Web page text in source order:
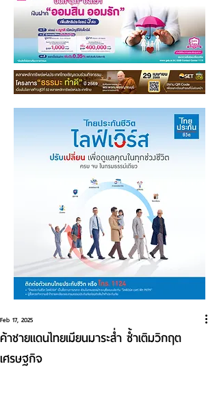
ค้าชายแดนไทยเมียนมาระส่ำ ซ้ำเติมวิกฤต
เศรษฐกิจ
Feb 17, 2025